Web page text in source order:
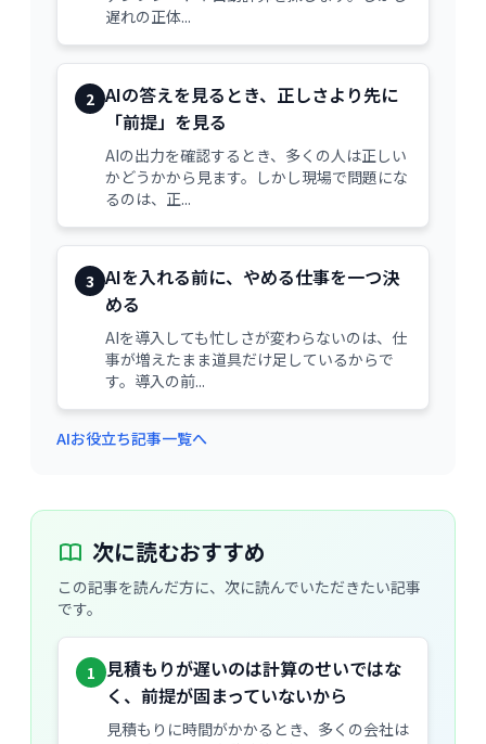
遅れの正体...
2 AIの答えを見るとき、正しさより先に
「前提」を見る
AIの出力を確認するとき、多くの人は正しい
かどうかから見ます。しかし現場で問題にな
るのは、正...
3 AIを入れる前に、やめる仕事を一つ決
める
AIを導入しても忙しさが変わらないのは、仕
事が増えたまま道具だけ足しているからで
す。導入の前...
AIお役立ち記事一覧へ
次に読むおすすめ
この記事を読んだ方に、次に読んでいただきたい記事
です。
1 見積もりが遅いのは計算のせいではな
く、前提が固まっていないから
見積もりに時間がかかるとき、多くの会社は